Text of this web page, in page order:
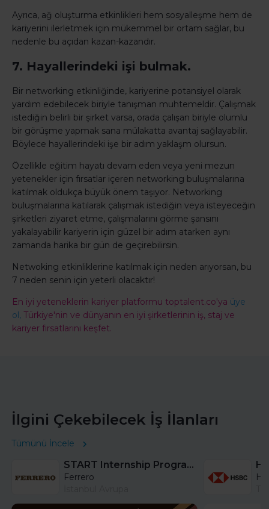
Ayrıca, ağ oluşturma etkinlikleri hem sosyalleşme hem de
kariyerini ilerletmek için mükemmel bir ortam sağlar, bu
nedenle bu açıdan kazan-kazandır.
7. Hayallerindeki işi bulmak.
Bir networking etkinliğinde, kariyerine potansiyel olarak
yardım edebilecek biriyle tanışman muhtemeldir. Çalışmak
istediğin belirli bir şirket varsa, orada çalışan biriyle olumlu
bir görüşme yapmak sana mülakatta avantaj sağlayabilir.
Böylece hayallerindeki işe bir adım yaklaşm olursun.
Özellikle eğitim hayatı devam eden veya yeni mezun
yetenekler için fırsatlar içeren networking buluşmalarına
katılmak oldukça büyük önem taşıyor. Networking
buluşmalarına katılarak çalışmak istediğin veya isteyeceğin
şirketleri ziyaret etme, çalışmalarını görme şansını
yakalayabilir kariyerin için güzel bir adım atarken aynı
zamanda harika bir gün de geçirebilirsin.
Netwoking etkinliklerine katılmak için neden arıyorsan, bu
7 neden senin için yeterli olacaktır!
En iyi yeteneklerin kariyer platformu toptalent.co'ya üye
ol, Türkiye'nin ve dünyanın en iyi şirketlerinin iş, staj ve
kariyer fırsatlarını keşfet.
İlgini Çekebilecek İş İlanları
Tümünü İncele
START Internship Program (Sales) - Istanbul
Ferrero